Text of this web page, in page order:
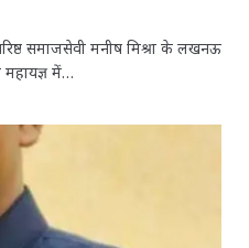
समाजसेवी मनीष मिश्रा के लखनऊ
में…